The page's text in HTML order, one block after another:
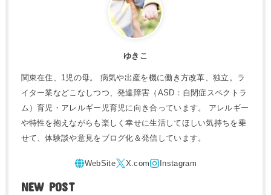
ゆきこ
関東在住、1児の母。 病気や出産を機に働き方改革、独立。ラ
イター業などこなしつつ、発達障害（ASD：自閉症スペクトラ
ム）育児・アレルギー児育児に向き合っています。 アレルギー
や特性を抱えながらも楽しく幸せに生活してほしい気持ちを乗
せて、体験談や意見をブログ化＆発信しています。
NEW POST